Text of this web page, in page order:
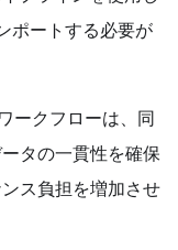
ポートする必要が
ークフローは、同
タの一貫性を確保
ス負担を増加させ